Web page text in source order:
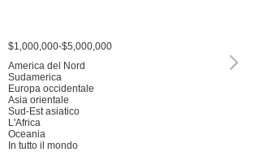
$1,000,000-$5,000,000
America del Nord
Sudamerica
Europa occidentale
Asia orientale
Sud-Est asiatico
L'Africa
Oceania
In tutto il mondo